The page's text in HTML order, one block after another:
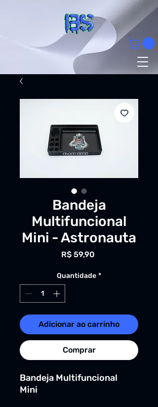
Bandeja
Multifuncional
Mini - Astronauta
R$ 59,90Preço
Quantidade *
Adicionar ao carrinho
Comprar
Bandeja Multifuncional
Mini